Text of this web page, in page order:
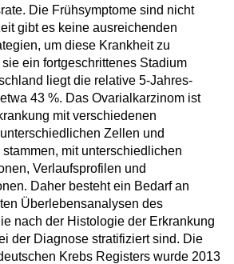
Die Frühsymptome sind nicht
gibt es keine ausreichenden
um diese Krankheit zu
ein fortgeschrittenes Stadium
liegt die relative 5-Jahres-
43 %. Das Ovarialkarzinom ist
mit verschiedenen
Zellen und
mit unterschiedlichen
Verlaufsprofilen und
Daher besteht ein Bedarf an
Überlebensanalysen des
nach der Histologie der Erkrankung
der Diagnose stratifiziert sind. Die
Krebs Registers wurde 2013